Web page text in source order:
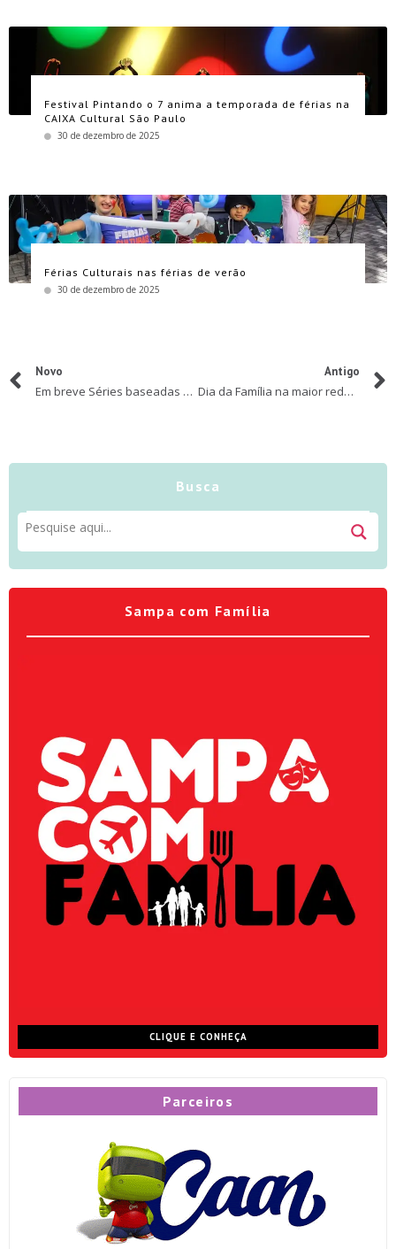
Festival Pintando o 7 anima a temporada de férias na
CAIXA Cultural São Paulo
30 de dezembro de 2025
Férias Culturais nas férias de verão
30 de dezembro de 2025
Novo
Em breve Séries baseadas em “A Fantástica Fábrica de Chocolate”, “Matilda”, “O BGA – O Bom Gigante Amigo”, “Os Pestes” e muitas outras
Antigo
Dia da Família na maior rede de resorts do mundo
Busca
Sampa com Família
CLIQUE E CONHEÇA
Parceiros